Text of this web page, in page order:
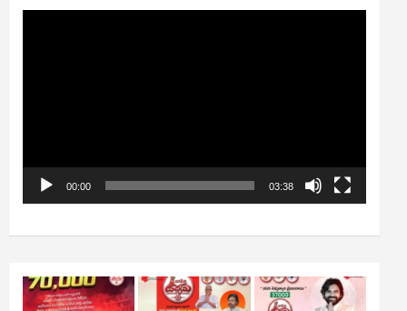
00:00 03:38